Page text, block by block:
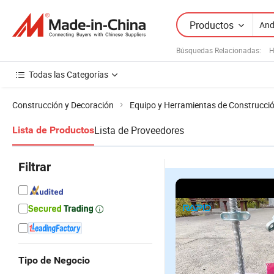
Productos
Búsquedas Relacionadas:
Todas las Categorías
Construcción y Decoración Equipo y Herramientas de
Lista de ProductosLista de Proveedores
Filtrar
Tipo de Negocio